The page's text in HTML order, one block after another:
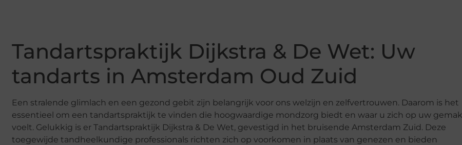
Tandartspraktijk Dijkstra & De Wet: Uw
tandarts in Amsterdam Oud Zuid
Een stralende glimlach en een gezond gebit zijn belangrijk voor ons welzijn en zelfvertrouwen. Daarom is het
essentieel om een tandartspraktijk te vinden die hoogwaardige mondzorg biedt en waar u zich op uw gemak
voelt. Gelukkig is er Tandartspraktijk Dijkstra & De Wet, gevestigd in het bruisende Amsterdam Zuid. Deze
toegewijde tandheelkundige professionals richten zich op voorkomen in plaats van genezen en bieden